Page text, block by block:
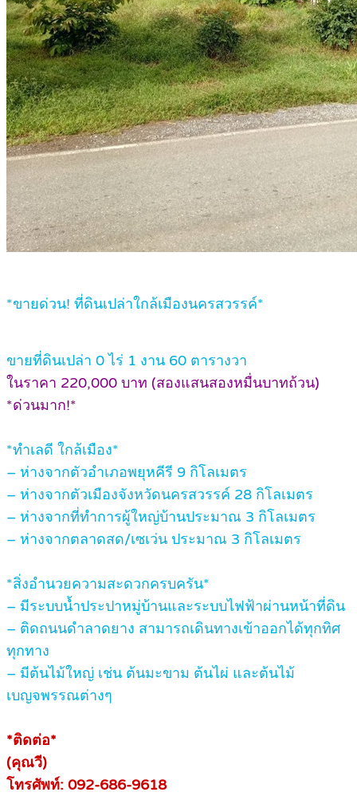
*ขายด่วน! ที่ดินเปล่าใกล้เมืองนครสวรรค์*
ขายที่ดินเปล่า 0 ไร่ 1 งาน 60 ตารางวา
ในราคา 220,000 บาท (สองแสนสองหมื่นบาทถ้วน)
*ด่วนมาก!*
*ทำเลดี ใกล้เมือง*
– ห่างจากตัวอำเภอพยุหคีรี 9 กิโลเมตร
– ห่างจากตัวเมืองจังหวัดนครสวรรค์ 28 กิโลเมตร
– ห่างจากที่ทำการผู้ใหญ่บ้านประมาณ 3 กิโลเมตร
– ห่างจากตลาดสด/เซเว่น ประมาณ 3 กิโลเมตร
*สิ่งอำนวยความสะดวกครบครัน*
– มีระบบน้ำประปาหมู่บ้านและระบบไฟฟ้าผ่านหน้าที่ดิน
– ติดถนนดำลาดยาง สามารถเดินทางเข้าออกได้ทุกทิศ
ทุกทาง
– มีต้นไม้ใหญ่ เช่น ต้นมะขาม ต้นไผ่ และต้นไม้
เบญจพรรณต่างๆ
*ติดต่อ*
(คุณวี)
โทรศัพท์: 092-686-9618